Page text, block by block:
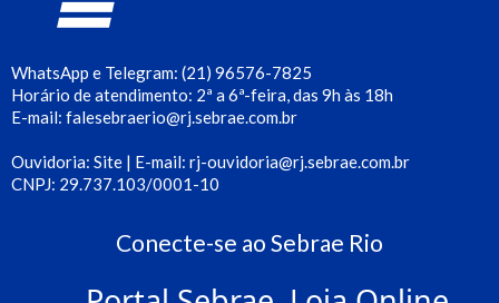
WhatsApp e Telegram: (21) 96576-7825
Horário de atendimento: 2ª a 6ª-feira, das 9h às 18h
E-mail: falesebraerio@rj.sebrae.com.br
Ouvidoria: Site | E-mail: rj-ouvidoria@rj.sebrae.com.br
CNPJ: 29.737.103/0001-10
Conecte-se ao Sebrae Rio